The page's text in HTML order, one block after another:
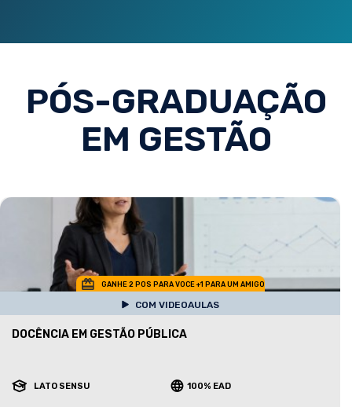
PÓS-GRADUAÇÃO
EM GESTÃO
GANHE 2 POS PARA VOCE +1 PARA UM AMIGO
COM VIDEOAULAS
DOCÊNCIA EM GESTÃO PÚBLICA
LATO SENSU 100% EAD